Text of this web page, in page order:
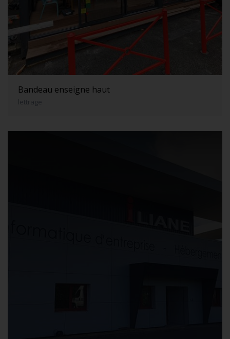
Bandeau enseigne haut
lettrage